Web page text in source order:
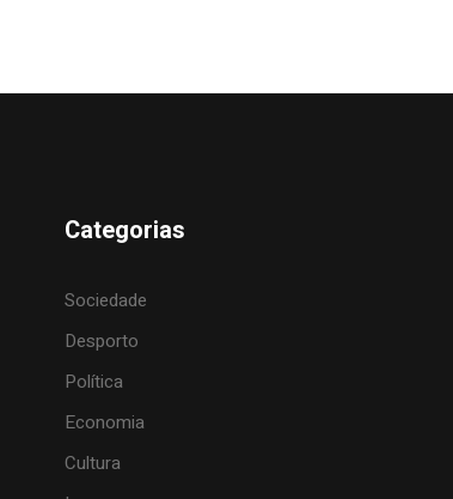
Categorias
Sociedade
Desporto
Política
Economia
Cultura